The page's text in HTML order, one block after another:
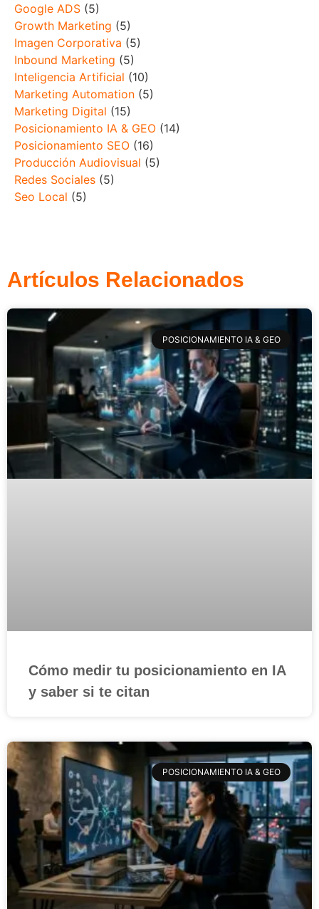
Google ADS (5)
Growth Marketing (5)
Imagen Corporativa (5)
Inbound Marketing (5)
Inteligencia Artificial (10)
Marketing Automation (5)
Marketing Digital (15)
Posicionamiento IA & GEO (14)
Posicionamiento SEO (16)
Producción Audiovisual (5)
Redes Sociales (5)
Seo Local (5)
Artículos Relacionados
POSICIONAMIENTO IA & GEO
Cómo medir tu posicionamiento en IA
y saber si te citan
POSICIONAMIENTO IA & GEO